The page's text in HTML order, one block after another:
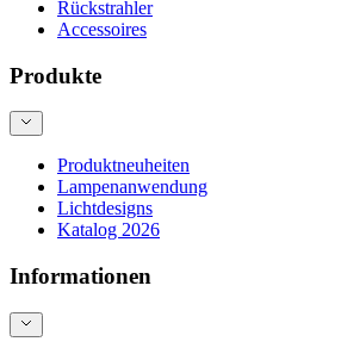
Rückstrahler
Accessoires
Produkte
Produktneuheiten
Lampenanwendung
Lichtdesigns
Katalog 2026
Informationen